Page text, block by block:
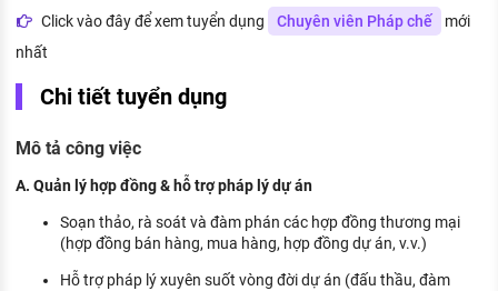
Danh sách nhà tuyển dụng
Mẫu CV hiện đại
Thuế thu nhập
Chính sách lao động
KHÁM PHÁ NGHỀ NGHIỆP
Tử vi nghề nghiệp
Kỹ năng nghề nghiệp
HƯỚNG NGHIỆP VIỆC LÀM
Click vào đây để xem tuyển dụng Chuyên viên Pháp chế
mới
nhất
Chi tiết tuyển dụng
Mô tả công việc
A. Quản lý hợp đồng & hỗ trợ pháp lý dự án
Soạn thảo, rà soát và đàm phán các hợp đồng thương mại
(hợp đồng bán hàng, mua hàng, hợp đồng dự án, v.v.)
Hỗ trợ pháp lý xuyên suốt vòng đời dự án (đấu thầu, đàm